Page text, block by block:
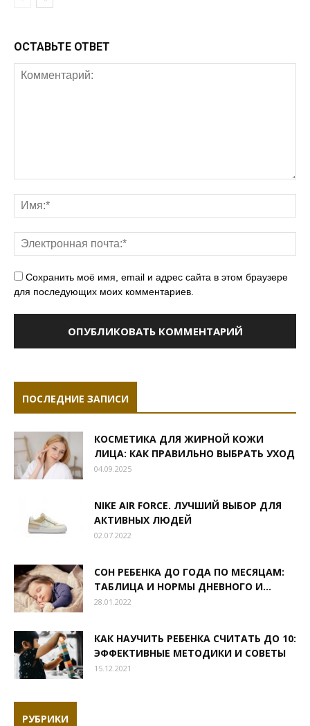
ОСТАВЬТЕ ОТВЕТ
Сохранить моё имя, email и адрес сайта в этом браузере
для последующих моих комментариев.
ПОСЛЕДНИЕ ЗАПИСИ
КОСМЕТИКА ДЛЯ ЖИРНОЙ КОЖИ
ЛИЦА: КАК ПРАВИЛЬНО ВЫБРАТЬ УХОД
04.09.2025
NIKE AIR FORCE. ЛУЧШИЙ ВЫБОР ДЛЯ
АКТИВНЫХ ЛЮДЕЙ
02.07.2022
СОН РЕБЕНКА ДО ГОДА ПО МЕСЯЦАМ:
ТАБЛИЦА И НОРМЫ ДНЕВНОГО И...
28.01.2022
КАК НАУЧИТЬ РЕБЕНКА СЧИТАТЬ ДО 10:
ЭФФЕКТИВНЫЕ МЕТОДИКИ И СОВЕТЫ
15.12.2021
РУБРИКИ